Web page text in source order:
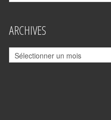
ARCHIVES
Archives